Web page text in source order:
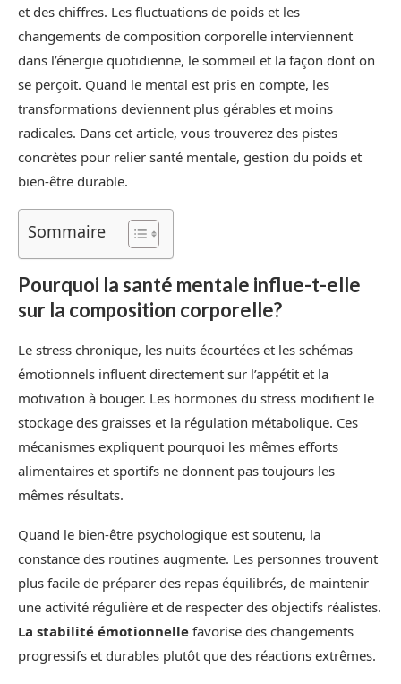
et des chiffres. Les fluctuations de poids et les
changements de composition corporelle interviennent
dans l’énergie quotidienne, le sommeil et la façon dont on
se perçoit. Quand le mental est pris en compte, les
transformations deviennent plus gérables et moins
radicales. Dans cet article, vous trouverez des pistes
concrètes pour relier santé mentale, gestion du poids et
bien-être durable.
Sommaire
Pourquoi la santé mentale influe-t-elle
sur la composition corporelle?
Le stress chronique, les nuits écourtées et les schémas
émotionnels influent directement sur l’appétit et la
motivation à bouger. Les hormones du stress modifient le
stockage des graisses et la régulation métabolique. Ces
mécanismes expliquent pourquoi les mêmes efforts
alimentaires et sportifs ne donnent pas toujours les
mêmes résultats.
Quand le bien-être psychologique est soutenu, la
constance des routines augmente. Les personnes trouvent
plus facile de préparer des repas équilibrés, de maintenir
une activité régulière et de respecter des objectifs réalistes.
La stabilité émotionnelle favorise des changements
progressifs et durables plutôt que des réactions extrêmes.